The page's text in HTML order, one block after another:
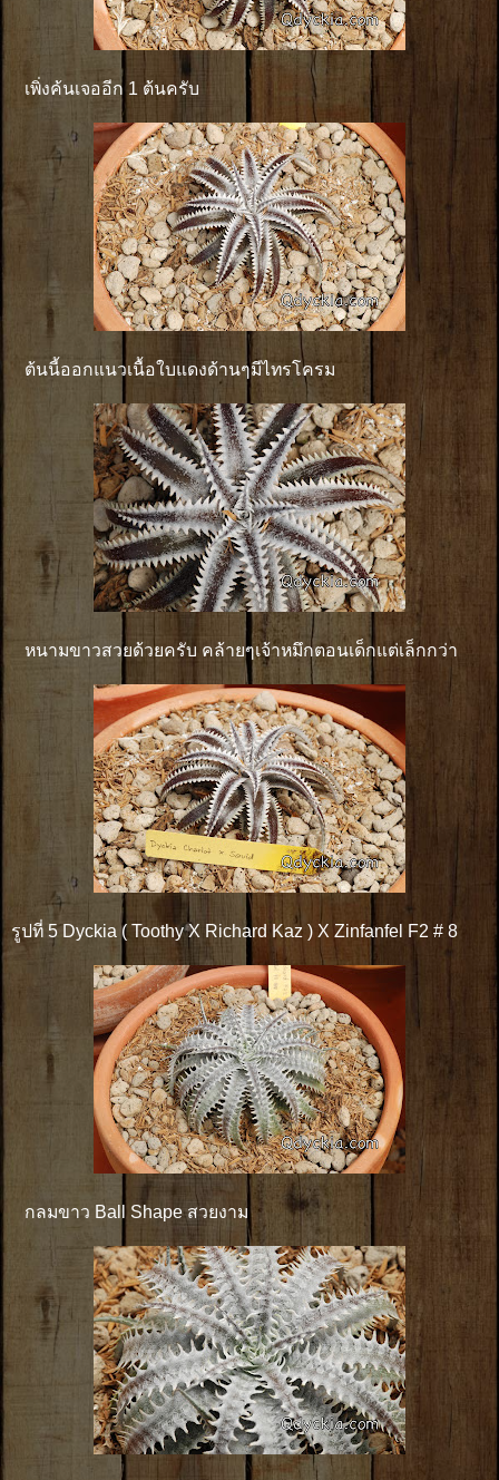
เพิ่งค้นเจออีก 1 ต้นครับ
ต้นนี้ออกแนวเนื้อใบแดงด้านๆมีไทรโครม
หนามขาวสวยด้วยครับ คล้ายๆเจ้าหมึกตอนเด็กแต่เล็กกว่า
รูปที่ 5 Dyckia ( Toothy X Richard Kaz ) X Zinfanfel F2 # 8
กลมขาว Ball Shape สวยงาม